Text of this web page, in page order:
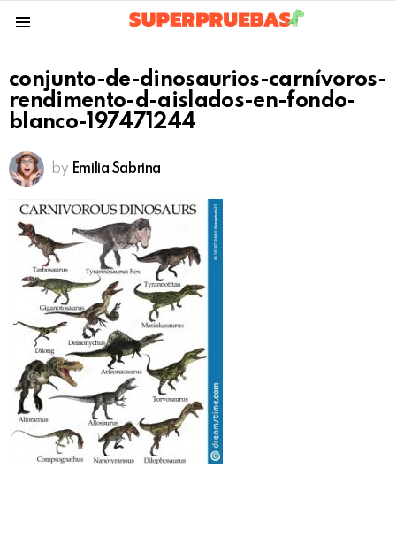
conjunto-de-dinosaurios-carnívoros-
rendimento-d-aislados-en-fondo-
blanco-197471244
by Emilia Sabrina